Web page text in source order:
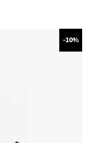
-10%